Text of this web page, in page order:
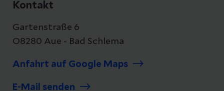
Kontakt
Gartenstraße 6
O8280 Aue - Bad Schlema
Anfahrt auf Google Maps
E-Mail senden